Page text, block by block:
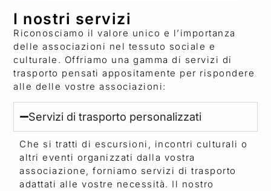
I nostri servizi
Riconosciamo il valore unico e l’importanza
delle associazioni nel tessuto sociale e
culturale. Offriamo una gamma di servizi di
trasporto pensati appositamente per rispondere
alle delle vostre associazioni:
Servizi di trasporto personalizzati
Che si tratti di escursioni, incontri culturali o
altri eventi organizzati dalla vostra
associazione, forniamo servizi di trasporto
adattati alle vostre necessità. Il nostro